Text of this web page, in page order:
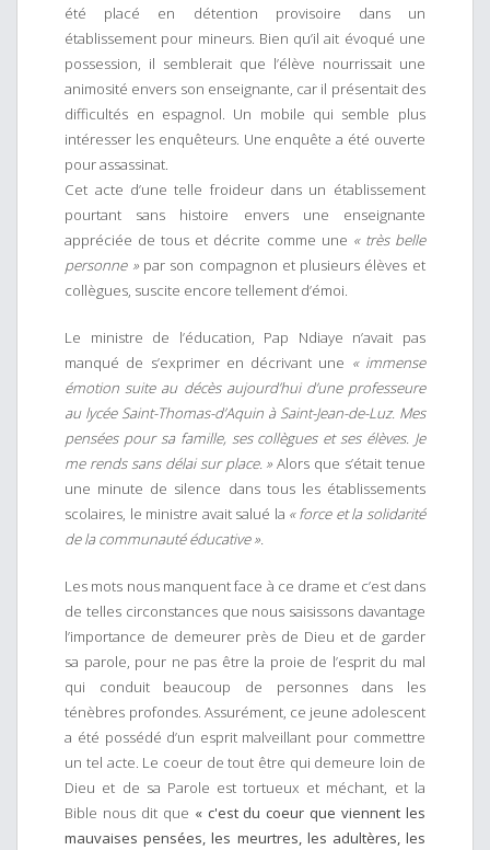
été placé en détention provisoire dans un
établissement pour mineurs. Bien qu’il ait évoqué une
possession, il semblerait que l’élève nourrissait une
animosité envers son enseignante, car il présentait des
difficultés en espagnol. Un mobile qui semble plus
intéresser les enquêteurs. Une enquête a été ouverte
pour assassinat.
Cet acte d’une telle froideur dans un établissement
pourtant sans histoire envers une enseignante
appréciée de tous et décrite comme une « très belle
personne »par son compagnon et plusieurs élèves et
collègues, suscite encore tellement d’émoi.
Le ministre de l’éducation, Pap Ndiaye n’avait pas
manqué de s’exprimer en décrivant une « immense
émotion suite au décès aujourd’hui d’une professeure
au lycée Saint-Thomas-d’Aquin à Saint-Jean-de-Luz. Mes
pensées pour sa famille, ses collègues et ses élèves. Je
me rends sans délai sur place. » Alors que s’était tenue
une minute de silence dans tous les établissements
scolaires, le ministre avait salué la « force et la solidarité
de la communauté éducative ».
Les mots nous manquent face à ce drame et c’est dans
de telles circonstances que nous saisissons davantage
l’importance de demeurer près de Dieu et de garder
sa parole, pour ne pas être la proie de l’esprit du mal
qui conduit beaucoup de personnes dans les
ténèbres profondes. Assurément, ce jeune adolescent
a été possédé d’un esprit malveillant pour commettre
un tel acte. Le coeur de tout être qui demeure loin de
Dieu et de sa Parole est tortueux et méchant, et la
Bible nous dit que « c'est du coeur que viennent les
mauvaises pensées, les meurtres, les adultères, les